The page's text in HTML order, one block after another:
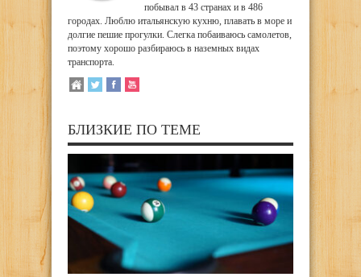
побывал в 43 странах и в 486
городах. Люблю итальянскую кухню, плавать в море и
долгие пешие прогулки. Слегка побаиваюсь самолетов,
поэтому хорошо разбираюсь в наземных видах
транспорта.
БЛИЗКИЕ ПО ТЕМЕ